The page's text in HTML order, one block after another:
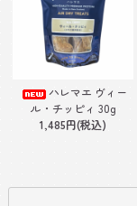
ハレマエ ヴィー
ル・チッピィ 30g
1,485円(税込)